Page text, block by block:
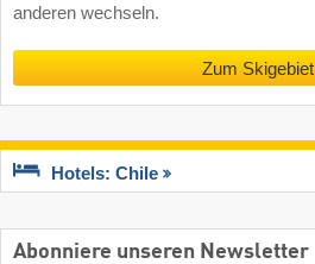
anderen wechseln.
Zum Skigebiet
Hotels: Chile
Abonniere unseren Newsletter